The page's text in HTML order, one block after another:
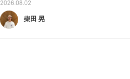
2026.08.02
柴田 晃